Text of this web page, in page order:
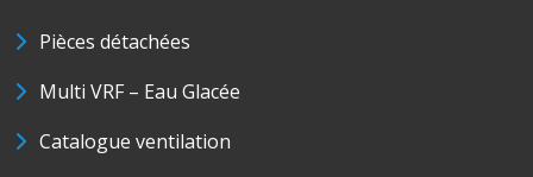
Pièces détachées
Multi VRF – Eau Glacée
Catalogue ventilation